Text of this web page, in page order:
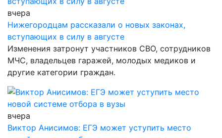
вчера
Нижегородцам рассказали о новых законах,
вступающих в силу в августе
Изменения затронут участников СВО, сотрудников
МЧС, владельцев гаражей, молодых медиков и
другие категории граждан.
вчера
Виктор Анисимов: ЕГЭ может уступить место